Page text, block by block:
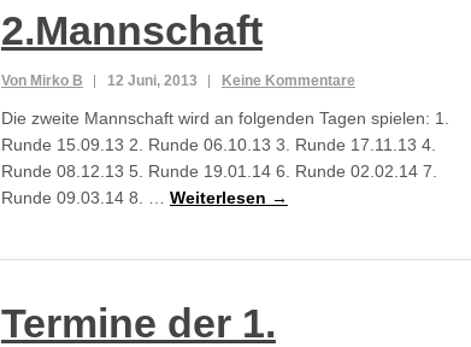
2.Mannschaft
Von Mirko B 12 Juni, 2013 Keine Kommentare
Die zweite Mannschaft wird an folgenden Tagen spielen: 1.
Runde 15.09.13 2. Runde 06.10.13 3. Runde 17.11.13 4.
Runde 08.12.13 5. Runde 19.01.14 6. Runde 02.02.14 7.
Runde 09.03.14 8. … Weiterlesen →
Termine der 1.